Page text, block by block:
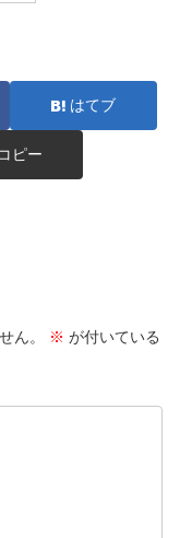
はてブ
コピー
ん。 ※ が付いている